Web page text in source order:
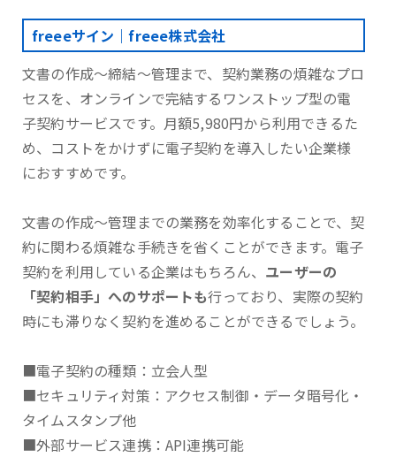
freeeサイン｜freee株式会社
文書の作成～締結～管理まで、契約業務の煩雑なプロ
セスを、オンラインで完結するワンストップ型の電
子契約サービスです。月額5,980円から利用できるた
め、コストをかけずに電子契約を導入したい企業様
におすすめです。
文書の作成～管理までの業務を効率化することで、契
約に関わる煩雑な手続きを省くことができます。電子
契約を利用している企業はもちろん、 ユーザーの
「契約相手」へのサポートも行っており、実際の契約
時にも滞りなく契約を進めることができるでしょう。
■電子契約の種類：立会人型
■セキュリティ対策：アクセス制御・データ暗号化・
タイムスタンプ他
■外部サービス連携：API連携可能